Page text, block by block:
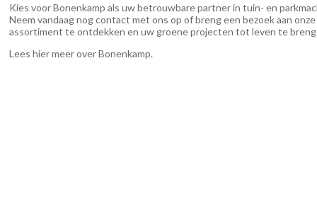
Kies voor Bonenkamp als uw betrouwbare partner in tuin- en
Neem vandaag nog contact met ons op of breng een bezoek aan
assortiment te ontdekken en uw groene projecten tot leven te
Lees hier meer over Bonenkamp.